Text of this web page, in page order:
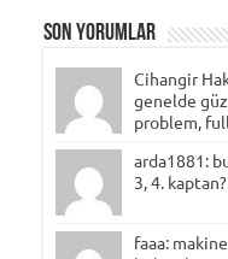
Son Yorumlar
Cihangir
genelde
problem,
arda1881:
3, 4.
faaa: